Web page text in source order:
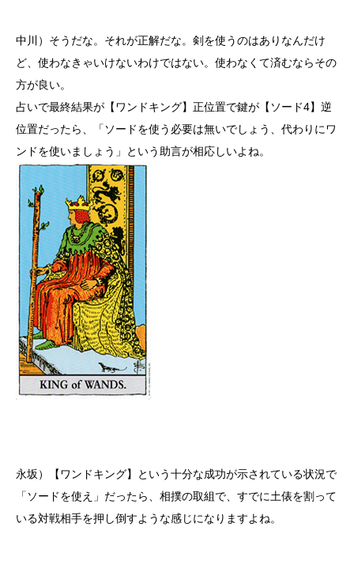
中川）そうだな。それが正解だな。剣を使うのはありなんだけ
ど、使わなきゃいけないわけではない。使わなくて済むならその
方が良い。
占いで最終結果が【ワンドキング】正位置で鍵が【ソード4】逆
位置だったら、「ソードを使う必要は無いでしょう、代わりにワ
ンドを使いましょう」という助言が相応しいよね。
永坂）【ワンドキング】という十分な成功が示されている状況で
「ソードを使え」だったら、相撲の取組で、すでに土俵を割って
いる対戦相手を押し倒すような感じになりますよね。